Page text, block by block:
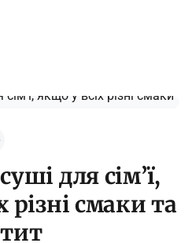
для сім’ї,
різні смаки та